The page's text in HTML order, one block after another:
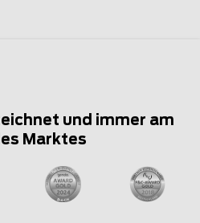
und immer am
Marktes